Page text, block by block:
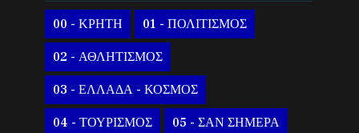
00 - ΚΡΗΤΗ 01 - ΠΟΛΙΤΙΣΜΟΣ
02 - ΑΘΛΗΤΙΣΜΟΣ
03 - ΕΛΛΑΔΑ - ΚΟΣΜΟΣ
04 - ΤΟΥΡΙΣΜΟΣ 05 - ΣΑΝ ΣΗΜΕΡΑ